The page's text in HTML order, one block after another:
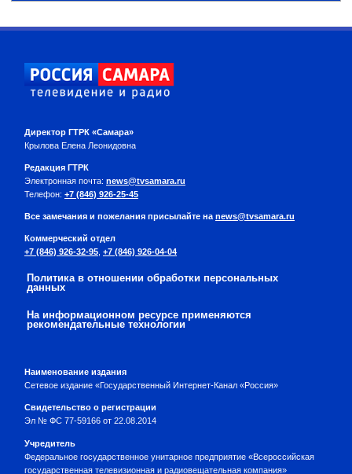
Директор ГТРК «Самара»
Крылова Елена Леонидовна
Редакция ГТРК
Электронная почта: news@tvsamara.ru
Телефон: +7 (846) 926-25-45
Все замечания и пожелания присылайте на news@tvsamara.ru
Коммерческий отдел
+7 (846) 926-32-95 +7 (846) 926-04-04
Политика в отношении обработки персональных
данных
На информационном ресурсе применяются
рекомендательные технологии
Наименование издания
Сетевое издание «Государственный Интернет-Канал «Россия»
Свидетельство о регистрации
Эл № ФС 77-59166 от 22.08.2014
Учредитель
Федеральное государственное унитарное предприятие «Всероссийская
государственная телевизионная и радиовещательная компания»